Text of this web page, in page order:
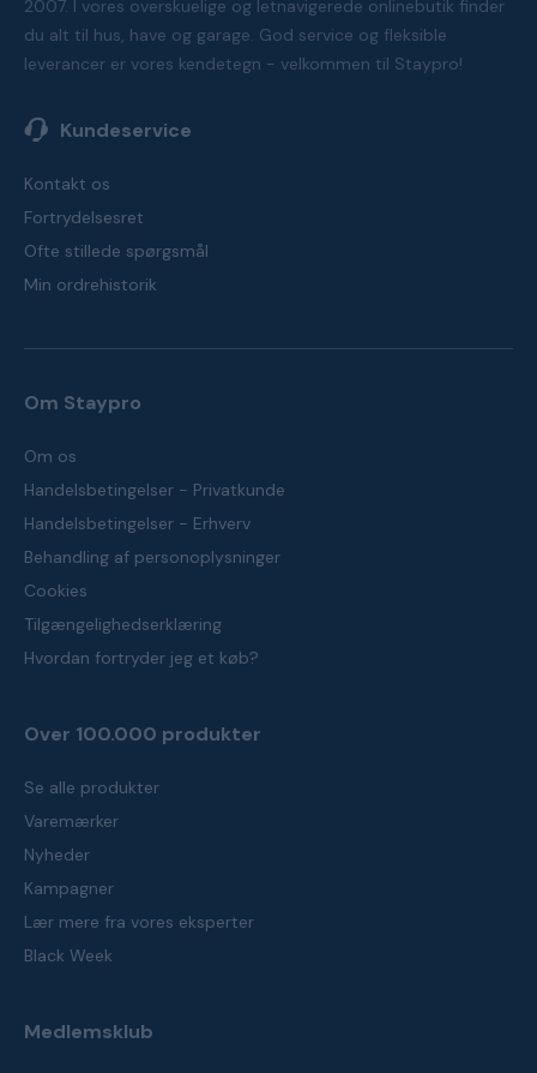
2007. I vores overskuelige og letnavigerede onlinebutik finder
du alt til hus, have og garage. God service og fleksible
leverancer er vores kendetegn - velkommen til Staypro!
Kundeservice
Kontakt os
Fortrydelsesret
Ofte stillede spørgsmål
Min ordrehistorik
Om Staypro
Om os
Handelsbetingelser - Privatkunde
Handelsbetingelser - Erhverv
Behandling af personoplysninger
Cookies
Tilgængelighedserklæring
Hvordan fortryder jeg et køb?
Over 100.000 produkter
Se alle produkter
Varemærker
Nyheder
Kampagner
Lær mere fra vores eksperter
Black Week
Medlemsklub